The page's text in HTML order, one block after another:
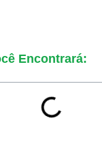
Encontrará: